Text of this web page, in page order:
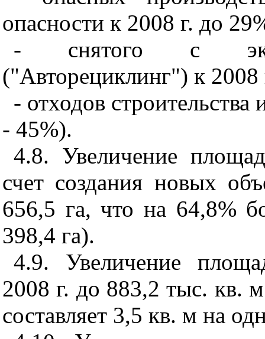
опасности к 2008 г. до
- снятого с
("Авторециклинг") к
- отходов
- 45%).
4.8. Увеличение
счет создания новых
656,5 га, что на 64,8%
398,4 га).
4.9. Увеличение
2008 г. до 883,2 тыс. кв.
составляет 3,5 кв. м на